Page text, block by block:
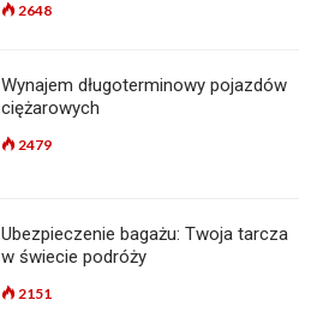
2648
Wynajem długoterminowy pojazdów
ciężarowych
2479
Ubezpieczenie bagażu: Twoja tarcza
w świecie podróży
2151